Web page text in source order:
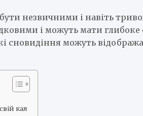
незвичними і навіть
і можуть мати
сновидіння можуть
кал